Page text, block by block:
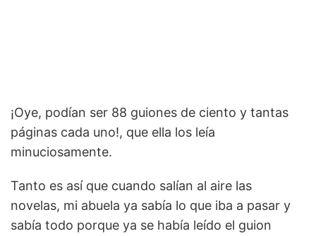
¡Oye, podían ser 88 guiones de ciento y tantas
páginas cada uno!, que ella los leía
minuciosamente.
Tanto es así que cuando salían al aire las
novelas, mi abuela ya sabía lo que iba a pasar y
sabía todo porque ya se había leído el guion